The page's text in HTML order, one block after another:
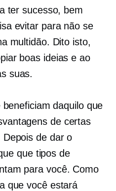
ter sucesso, bem
evitar para não se
multidão. Dito isto,
boas ideias e ao
suas.
daquilo que
de certas
de dar o
que tipos de
para você. Como
que você estará